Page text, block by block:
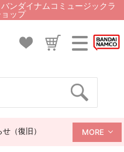
ンダイナムコミュージックラ
ップ
（復旧） MORE